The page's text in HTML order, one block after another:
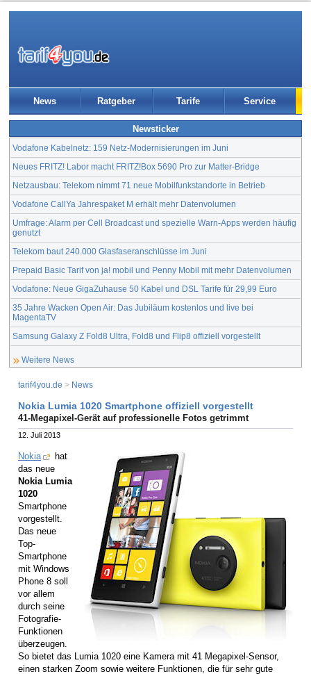
News Ratgeber Tarife Service
Newsticker
Vodafone Kabelnetz: 159 Netz-Modernisierungen im Juni
Neues FRITZ! Labor macht FRITZ!Box 5690 Pro zur Matter-Bridge
Netzausbau: Telekom nimmt 71 neue Mobilfunkstandorte in Betrieb
Vodafone CallYa Jahrespaket M erhält mehr Datenvolumen
Umfrage: Alarm per Cell Broadcast und spezielle Warn-Apps werden häufig
genutzt
Telekom baut 240.000 Glasfaseranschlüsse im Juni
Prepaid Basic Tarif von ja! mobil und Penny Mobil mit mehr Datenvolumen
Vodafone: Neue GigaZuhause 50 Kabel und DSL Tarife für 29,99 Euro
35 Jahre Wacken Open Air: Das Jubiläum kostenlos und live bei
MagentaTV
Samsung Galaxy Z Fold8 Ultra, Fold8 und Flip8 offiziell vorgestellt
Weitere News
tarif4you.de > News
Nokia Lumia 1020 Smartphone offiziell vorgestellt
41-Megapixel-Gerät auf professionelle Fotos getrimmt
12. Juli 2013
Nokia
hat
das neue
Nokia Lumia
1020
Smartphone
vorgestellt.
Das neue
Top-
Smartphone
mit Windows
Phone 8 soll
vor allem
durch seine
Fotografie-
Funktionen
überzeugen.
So bietet das Lumia 1020 eine Kamera mit 41 Megapixel-Sensor,
einen starken Zoom sowie weitere Funktionen, die für sehr gute